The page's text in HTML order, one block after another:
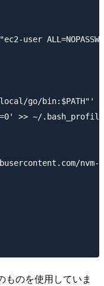
user
local/go/bin:$PATH"'
>> ~/.bash_profile
ものを使用していま